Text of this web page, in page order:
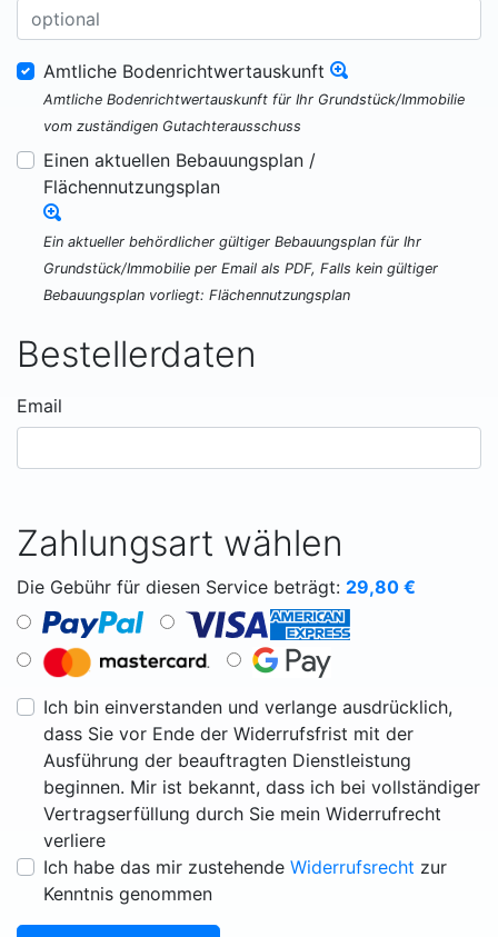
Amtliche Bodenrichtwertauskunft
Amtliche Bodenrichtwertauskunft für Ihr Grundstück/Immobilie
vom zuständigen Gutachterausschuss
Einen aktuellen Bebauungsplan /
Flächennutzungsplan
Ein aktueller behördlicher gültiger Bebauungsplan für Ihr
Grundstück/Immobilie per Email als PDF, Falls kein gültiger
Bebauungsplan vorliegt: Flächennutzungsplan
Bestellerdaten
Email
Zahlungsart wählen
Die Gebühr für diesen Service beträgt: 29,80 €
Ich bin einverstanden und verlange ausdrücklich,
dass Sie vor Ende der Widerrufsfrist mit der
Ausführung der beauftragten Dienstleistung
beginnen. Mir ist bekannt, dass ich bei vollständiger
Vertragserfüllung durch Sie mein Widerrufrecht
verliere
Ich habe das mir zustehende Widerrufsrecht zur
Kenntnis genommen